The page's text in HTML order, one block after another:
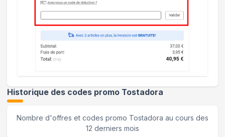
Historique des codes promo Tostadora
Nombre d'offres et codes promo Tostadora au cours des
12 derniers mois